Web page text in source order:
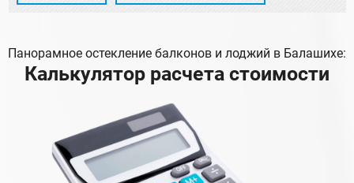
Панорамное остекление балконов и лоджий в Балашихе:
Калькулятор расчета стоимости